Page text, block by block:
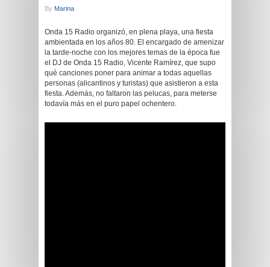
By Marina
Onda 15 Radio organizó, en plena playa, una fiesta
ambientada en los años 80. El encargado de amenizar
la tarde-noche con los mejores temas de la época fue
el DJ de Onda 15 Radio, Vicente Ramírez, que supo
qué canciones poner para animar a todas aquellas
personas (alicantinos y turistas) que asistieron a esta
fiesta. Además, no faltaron las pelucas, para meterse
todavía más en el puro papel ochentero.